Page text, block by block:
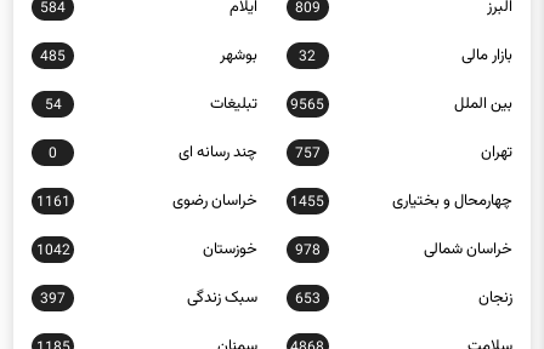
البرز 809 ایلام 584
بازار مالی 32 بوشهر 485
بین الملل 9565 تبلیغات 54
تهران 757 چند رسانه ای 0
چهارمحال و بختیاری 1455 خراسان رضوی 1161
خراسان شمالی 978 خوزستان 1042
زنجان 653 سبک زندگی 397